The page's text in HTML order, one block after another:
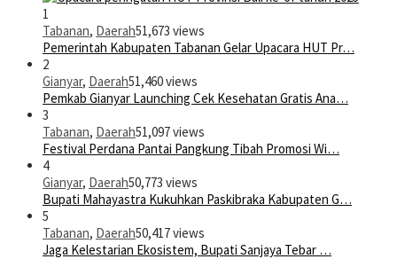
1
Tabanan, Daerah51,673 views
Pemerintah Kabupaten Tabanan Gelar Upacara HUT Pr…
2
Gianyar, Daerah51,460 views
Pemkab Gianyar Launching Cek Kesehatan Gratis Ana…
3
Tabanan, Daerah51,097 views
Festival Perdana Pantai Pangkung Tibah Promosi Wi…
4
Gianyar, Daerah50,773 views
Bupati Mahayastra Kukuhkan Paskibraka Kabupaten G…
5
Tabanan, Daerah50,417 views
Jaga Kelestarian Ekosistem, Bupati Sanjaya Tebar …